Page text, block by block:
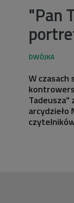
"Pan
W czasach
Tadeusza"
arcydzieło